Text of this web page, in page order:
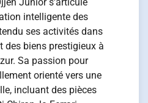
intelligente des
ses activités dans
des biens prestigieux à
Sa passion pour
orienté vers une
incluant des pièces